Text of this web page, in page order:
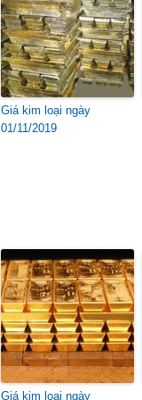
Giá kim loại ngày
01/11/2019
Giá kim loại ngày